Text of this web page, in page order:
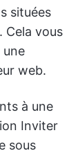
situées
Cela vous
web.
à une
Inviter
sous